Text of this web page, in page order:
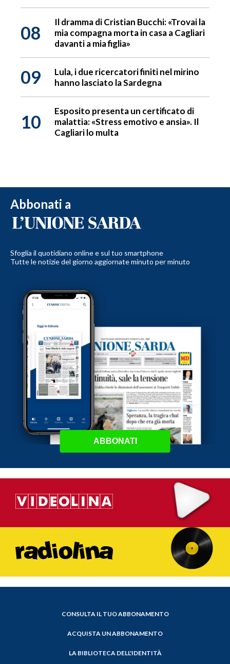
08
Il dramma di Cristian Bucchi: «Trovai la
mia compagna morta in casa a Cagliari
davanti a mia figlia»
09
Lula, i due ricercatori finiti nel mirino
hanno lasciato la Sardegna
10
Esposito presenta un certificato di
malattia: «Stress emotivo e ansia». Il
Cagliari lo multa
Abbonati a
Sfoglia il quotidiano online e sul tuo smartphone
Tutte le notizie del giorno aggiornate minuto per minuto
ABBONATI
CONSULTA IL TUO ABBONAMENTO
ACQUISTA UN ABBONAMENTO
LA BIBLIOTECA DELL'IDENTITÀ